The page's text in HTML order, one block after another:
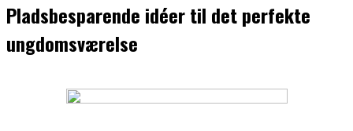
Pladsbesparende idéer til det perfekte
ungdomsværelse